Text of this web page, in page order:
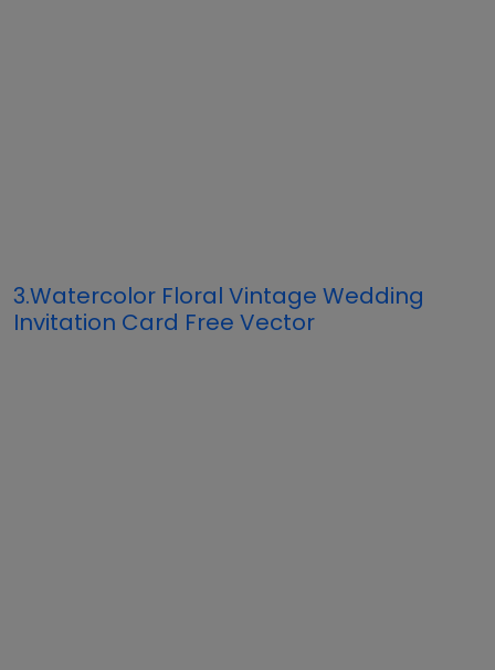
3.Watercolor Floral Vintage Wedding
Invitation Card Free Vector